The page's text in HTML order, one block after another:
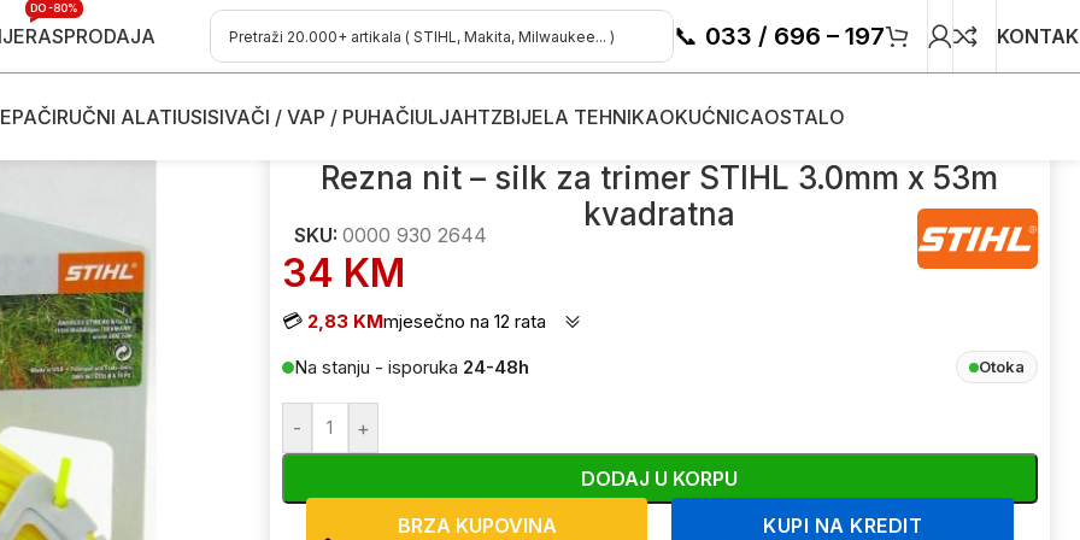
RASPRODAJA
DO -80%
📞 033 / 696 – 197
RUČNI ALATIUSISIVAČI / VAP / PUHAČIULJAHTZBIJELA TEHNIKAOKUĆNICAOSTALO
kose Dodaci i potrošni materijal za trimere
Rezna nit – silk za trimer STIHL 3.0mm x 53m
kvadratna
SKU: 0000 930 2644
34 KM
💳 2,83 KMmjesečno na 12 rata
Na stanju - isporuka 24-48h Otoka
- +
DODAJ U KORPU
BRZA KUPOVINA
KUPI NA KREDIT